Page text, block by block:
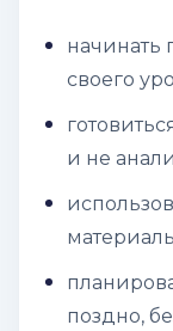
начинать
своего
и не
поздно,